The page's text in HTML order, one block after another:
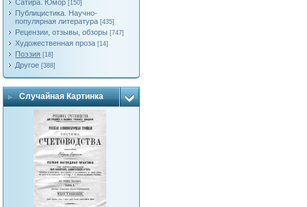
Сатира. Юмор [150]
Публицистика. Научно-
популярная литература [435]
Рецензии, отзывы, обзоры [747]
Художественная проза [14]
Поэзия [18]
Другое [388]
Случайная Картинка